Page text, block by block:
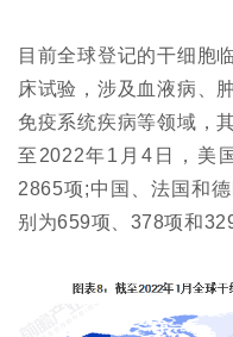
目前全球登记的干细胞
床试验，涉及血液病、
免疫系统疾病等领域，
至2022年1月4日，美
2865项;中国、法国和
别为659项、378项和329